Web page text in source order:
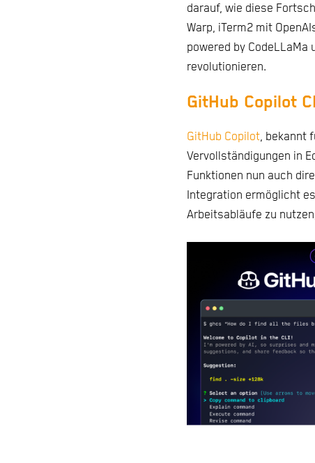
darauf, wie diese
Warp, iTerm2 mit
powered by CodeLLaMa
revolutionieren.
GitHub Copilot
GitHub Copilot, bekannt
Vervollständigungen in
Funktionen nun auch
Integration ermöglicht
Arbeitsabläufe zu